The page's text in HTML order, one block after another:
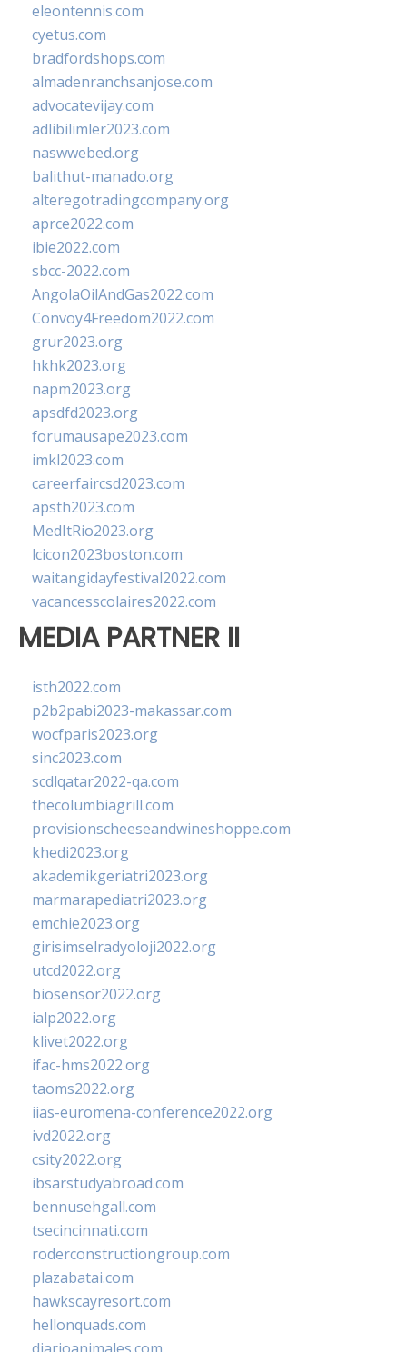
eleontennis.com
cyetus.com
bradfordshops.com
almadenranchsanjose.com
advocatevijay.com
adlibilimler2023.com
naswwebed.org
balithut-manado.org
alteregotradingcompany.org
aprce2022.com
ibie2022.com
sbcc-2022.com
AngolaOilAndGas2022.com
Convoy4Freedom2022.com
grur2023.org
hkhk2023.org
napm2023.org
apsdfd2023.org
forumausape2023.com
imkl2023.com
careerfaircsd2023.com
apsth2023.com
MedItRio2023.org
lcicon2023boston.com
waitangidayfestival2022.com
vacancesscolaires2022.com
MEDIA PARTNER II
isth2022.com
p2b2pabi2023-makassar.com
wocfparis2023.org
sinc2023.com
scdlqatar2022-qa.com
thecolumbiagrill.com
provisionscheeseandwineshoppe.com
khedi2023.org
akademikgeriatri2023.org
marmarapediatri2023.org
emchie2023.org
girisimselradyoloji2022.org
utcd2022.org
biosensor2022.org
ialp2022.org
klivet2022.org
ifac-hms2022.org
taoms2022.org
iias-euromena-conference2022.org
ivd2022.org
csity2022.org
ibsarstudyabroad.com
bennusehgall.com
tsecincinnati.com
roderconstructiongroup.com
plazabatai.com
hawkscayresort.com
hellonquads.com